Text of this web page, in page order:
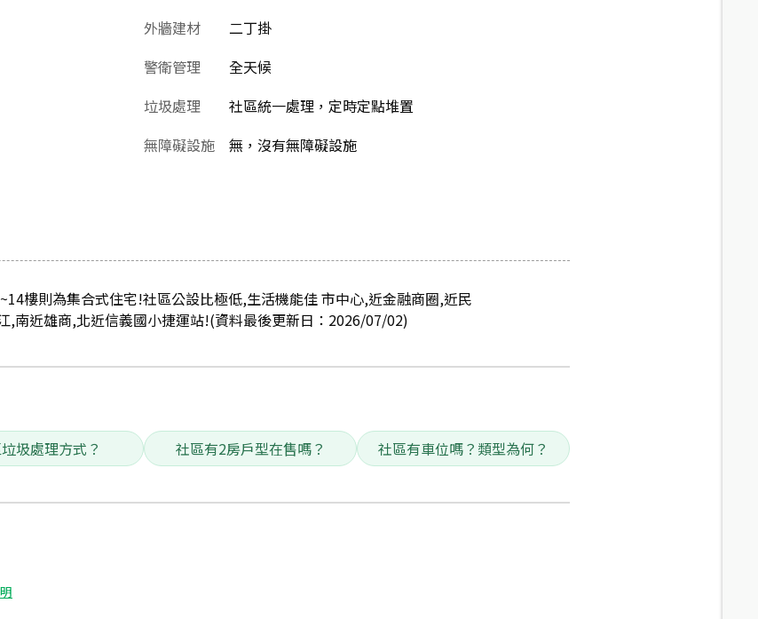
外牆建材
二丁掛
警衛管理
全天候
垃圾處理
社區統一處理，定時定點堆置
無障礙設施
無，沒有無障礙設施
樓則為集合式住宅!社區公設比極低,生活機能佳 市中心,近金融商圈,近民
,南近雄商,北近信義國小捷運站!(資料最後更新日：2026/07/02)
圾處理方式？ 社區有2房戶型在售嗎？ 社區有車位嗎？類型為何？